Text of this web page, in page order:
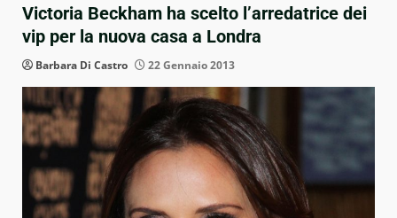
Victoria Beckham ha scelto l’arredatrice dei
vip per la nuova casa a Londra
Barbara Di Castro 22 Gennaio 2013